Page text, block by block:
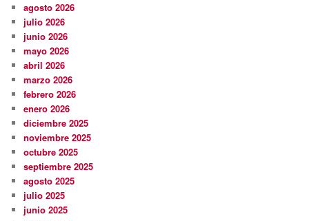
agosto 2026
julio 2026
junio 2026
mayo 2026
abril 2026
marzo 2026
febrero 2026
enero 2026
diciembre 2025
noviembre 2025
octubre 2025
septiembre 2025
agosto 2025
julio 2025
junio 2025